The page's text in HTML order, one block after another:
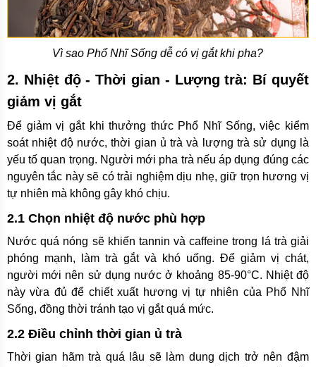
Vì sao Phổ Nhĩ Sống dễ có vị gắt khi pha?
2. Nhiệt độ - Thời gian - Lượng trà: Bí quyết
giảm vị gắt
Để giảm vị gắt khi thưởng thức Phổ Nhĩ Sống, việc kiểm
soát nhiệt độ nước, thời gian ủ trà và lượng trà sử dụng là
yếu tố quan trọng. Người mới pha trà nếu áp dụng đúng các
nguyên tắc này sẽ có trải nghiệm dịu nhẹ, giữ trọn hương vị
tự nhiên mà không gây khó chịu.
2.1 Chọn nhiệt độ nước phù hợp
Nước quá nóng sẽ khiến tannin và caffeine trong lá trà giải
phóng mạnh, làm trà gắt và khó uống. Để giảm vị chát,
người mới nên sử dụng nước ở khoảng 85-90°C. Nhiệt độ
này vừa đủ để chiết xuất hương vị tự nhiên của Phổ Nhĩ
Sống, đồng thời tránh tạo vị gắt quá mức.
2.2 Điều chỉnh thời gian ủ trà
Thời gian hãm trà quá lâu sẽ làm dung dịch trở nên đậm